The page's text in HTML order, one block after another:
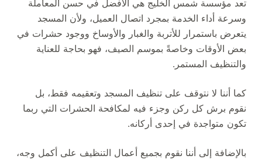
تعد مؤسسة شمس الخليج هي الأفضل في حسن المعاملة
وسرعة أداء الخدمة بمجرد اتصال العميل، ولأن المسجد
يتعرض باستمرار للأتربة والغبار والأوساخ ووجود حشرات في
بعض الأوقات وخاصةً بموسم الصيف، فهو بحاجة للعناية
والتنظيف المستمر.
كما أننا لا نتوقف على تنظيف المسجد وتعقيمه فقط، بل
نقوم برش كل ركن وجزء فيه لمكافحة الحشرات التي ربما
تكون متواجدة في إحدى أركانه.
بالإضافة إلى أننا نقوم بجميع أعمال التنظيف على أكمل وجه،